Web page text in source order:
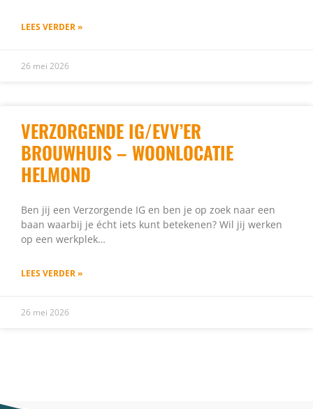
LEES VERDER »
26 mei 2026
VERZORGENDE IG/EVV’ER
BROUWHUIS – WOONLOCATIE
HELMOND
Ben jij een Verzorgende IG en ben je op zoek naar een
baan waarbij je écht iets kunt betekenen? Wil jij werken
op een werkplek…
LEES VERDER »
26 mei 2026